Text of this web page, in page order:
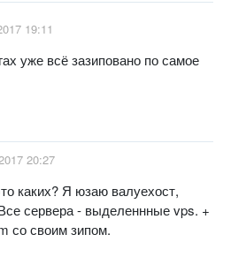
19:11
уже всё зазиповано по самое
20:27
каких? Я юзаю валуехост,
сервера - выделеннные vps. +
со своим зипом.